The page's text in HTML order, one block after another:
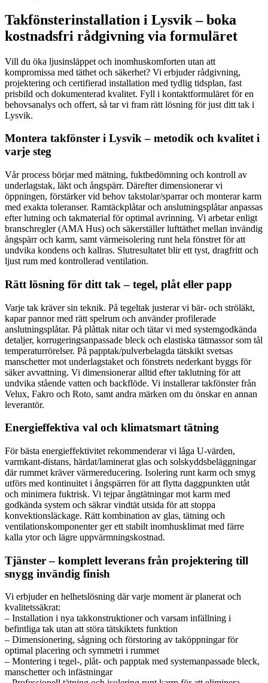
Takfönsterinstallation i Lysvik – boka
kostnadsfri rådgivning via formuläret
Vill du öka ljusinsläppet och inomhuskomforten utan att
kompromissa med täthet och säkerhet? Vi erbjuder rådgivning,
projektering och certifierad installation med tydlig tidsplan, fast
prisbild och dokumenterad kvalitet. Fyll i kontaktformuläret för en
behovsanalys och offert, så tar vi fram rätt lösning för just ditt tak i
Lysvik.
Montera takfönster i Lysvik – metodik och kvalitet i
varje steg
Vår process börjar med mätning, fuktbedömning och kontroll av
underlagstak, läkt och ångspärr. Därefter dimensionerar vi
öppningen, förstärker vid behov takstolar/sparrar och monterar karm
med exakta toleranser. Ramtäckplåtar och anslutningsplåtar anpassas
efter lutning och takmaterial för optimal avrinning. Vi arbetar enligt
branschregler (AMA Hus) och säkerställer lufttäthet mellan invändig
ångspärr och karm, samt värmeisolering runt hela fönstret för att
undvika kondens och kallras. Slutresultatet blir ett tyst, dragfritt och
ljust rum med kontrollerad ventilation.
Rätt lösning för ditt tak – tegel, plåt eller papp
Varje tak kräver sin teknik. På tegeltak justerar vi bär- och ströläkt,
kapar pannor med rätt spelrum och använder profilerade
anslutningsplåtar. På plåttak nitar och tätar vi med systemgodkända
detaljer, korrugeringsanpassade bleck och elastiska tätmassor som tål
temperaturrörelser. På papptak/pulverbelagda tätskikt svetsas
manschetter mot underlagstaket och fönstrets nederkant byggs för
säker avvattning. Vi dimensionerar alltid efter taklutning för att
undvika stående vatten och backflöde. Vi installerar takfönster från
Velux, Fakro och Roto, samt andra märken om du önskar en annan
leverantör.
Energieffektiva val och klimatsmart tätning
För bästa energieffektivitet rekommenderar vi låga U-värden,
varmkant-distans, härdat/laminerat glas och solskyddsbeläggningar
där rummet kräver värmereducering. Isolering runt karm och smyg
utförs med kontinuitet i ångspärren för att flytta daggpunkten utåt
och minimera fuktrisk. Vi tejpar ångtätningar mot karm med
godkända system och säkrar vindtät utsida för att stoppa
konvektionsläckage. Rätt kombination av glas, tätning och
ventilationskomponenter ger ett stabilt inomhusklimat med färre
kalla ytor och lägre uppvärmningskostnad.
Tjänster – komplett leverans från projektering till
snygg invändig finish
Vi erbjuder en helhetslösning där varje moment är planerat och
kvalitetssäkrat:
– Installation i nya takkonstruktioner och varsam infällning i
befintliga tak utan att störa tätskiktets funktion
– Dimensionering, sågning och förstoring av taköppningar för
optimal placering och symmetri i rummet
– Montering i tegel-, plåt- och papptak med systemanpassade bleck,
manschetter och infästningar